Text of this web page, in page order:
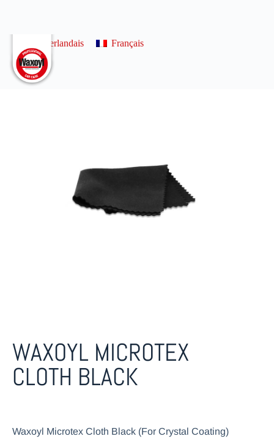
Néerlandais Français
WAXOYL MICROTEX
CLOTH BLACK
Waxoyl Microtex Cloth Black (For Crystal Coating)